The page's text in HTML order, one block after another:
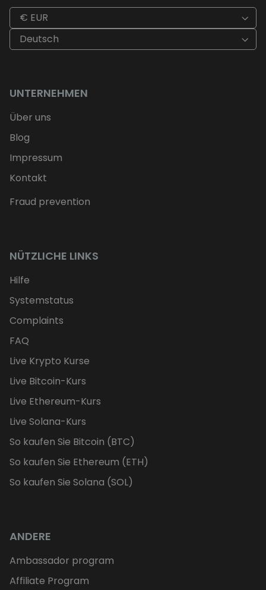
€ EUR
Deutsch
UNTERNEHMEN
Über uns
Blog
Impressum
Kontakt
Fraud prevention
NÜTZLICHE LINKS
Hilfe
Systemstatus
Complaints
FAQ
Live Krypto Kurse
Live Bitcoin-Kurs
Live Ethereum-Kurs
Live Solana-Kurs
So kaufen Sie Bitcoin (BTC)
So kaufen Sie Ethereum (ETH)
So kaufen Sie Solana (SOL)
ANDERE
Ambassador program
Affiliate Program